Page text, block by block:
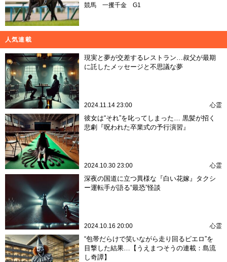
競馬 一攫千金 G1
人気連載
現実と夢が交差するレストラン…叔父が最期
に託したメッセージと不思議な夢
2024.11.14 23:00 心霊
彼女は“それ”を叱ってしまった… 黒髪が招く
悲劇『呪われた卒業式の予行演習』
2024.10.30 23:00 心霊
深夜の国道に立つ異様な『白い花嫁』タクシ
ー運転手が語る“最恐”怪談
2024.10.16 20:00 心霊
“包帯だらけで笑いながら走り回るピエロ”を
目撃した結果…【うえまつそうの連載：島流
し奇譚】